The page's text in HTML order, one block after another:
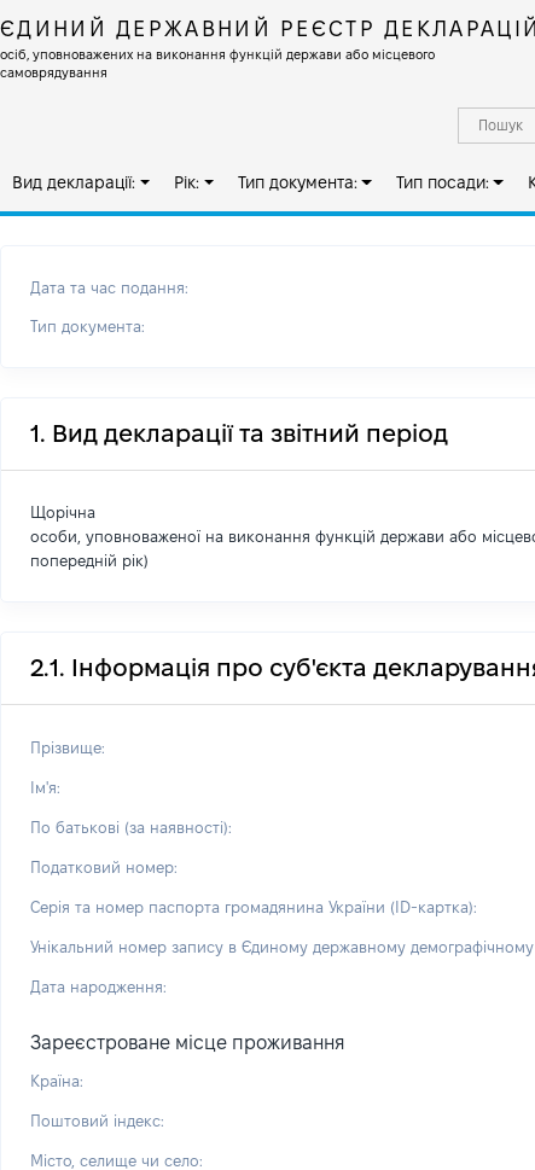
ЄДИНИЙ ДЕРЖАВНИЙ РЕЄСТР ДЕКЛАРАЦІЙ
осіб, уповноважених на виконання функцій держави або місцевого
самоврядування
Вид декларації: Рік: Тип документа: Тип посади:
Дата та час подання:
Тип документа:
1. Вид декларації та звітний період
Щорічна
особи, уповноваженої на виконання функцій держави або
попередній рік)
2.1. Інформація про суб'єкта
Прізвище:
Ім'я:
По батькові (за наявності):
Податковий номер:
Серія та номер паспорта громадянина України (ID-картка):
Унікальний номер запису в Єдиному державному демографічному
Дата народження:
Зареєстроване місце проживання
Країна:
Поштовий індекс:
Місто, селище чи село: